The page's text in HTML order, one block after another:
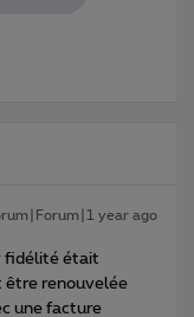
year ago
fidélité était
être renouvelée
une facture